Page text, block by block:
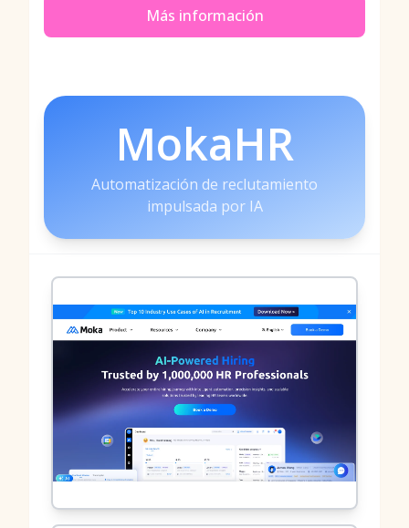
Más información
MokaHR
Automatización de reclutamiento
impulsada por IA